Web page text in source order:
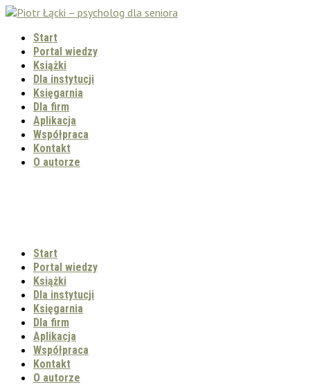
Start
Portal wiedzy
Książki
Dla instytucji
Księgarnia
Dla firm
Aplikacja
Współpraca
Kontakt
O autorze
Start
Portal wiedzy
Książki
Dla instytucji
Księgarnia
Dla firm
Aplikacja
Współpraca
Kontakt
O autorze